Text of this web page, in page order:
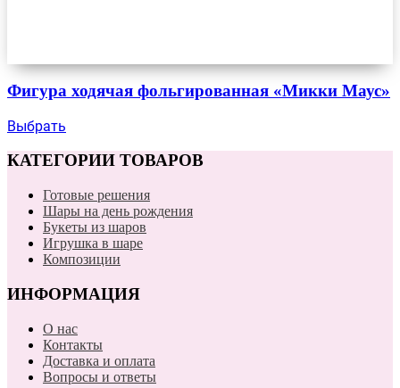
Фигура ходячая фольгированная «Микки Маус»
Выбрать
КАТЕГОРИИ ТОВАРОВ
Готовые решения
Шары на день рождения
Букеты из шаров
Игрушка в шаре
Композиции
ИНФОРМАЦИЯ
О нас
Контакты
Доставка и оплата
Вопросы и ответы